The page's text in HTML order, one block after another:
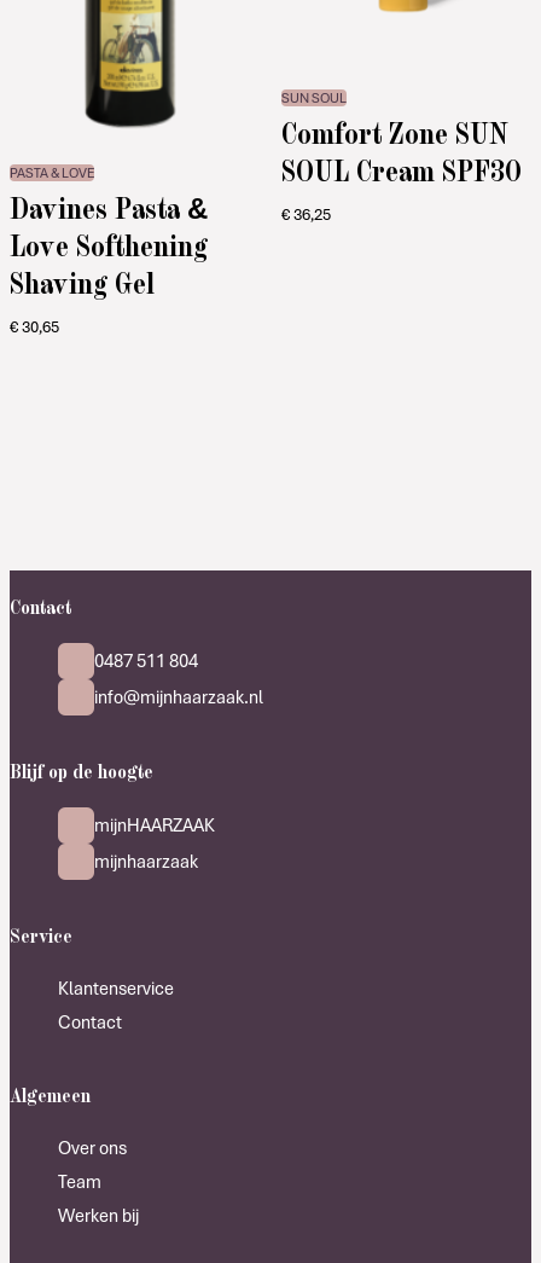
PASTA & LOVE
Davines Pasta &
Love Softhening
Shaving Gel
€30,65
SUN SOUL
Comfort Zone SUN
SOUL Cream SPF30
€36,25
Contact
0487 511 804
info@mijnhaarzaak.nl
Blijf op de hoogte
mijnHAARZAAK
mijnhaarzaak
Service
Klantenservice
Contact
Algemeen
Over ons
Team
Werken bij